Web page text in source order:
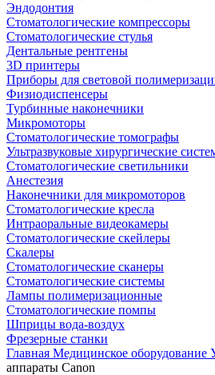
Эндодонтия
Стоматологические компрессоры
Стоматологические стулья
Дентальные рентгены
3D принтеры
Приборы для световой
Физиодиспенсеры
Турбинные наконечники
Микромоторы
Стоматологические томографы
Ультразвуковые хирургические
Стоматологические светильники
Анестезия
Наконечники для микромоторов
Стоматологические кресла
Интраоральные видеокамеры
Стоматологические скейлеры
Скалеры
Стоматологические сканеры
Стоматологические системы
Лампы полимеризационные
Стоматологические помпы
Шприцы вода-воздух
Фрезерные станки
Главная Медицинское оборудование
аппараты Canon